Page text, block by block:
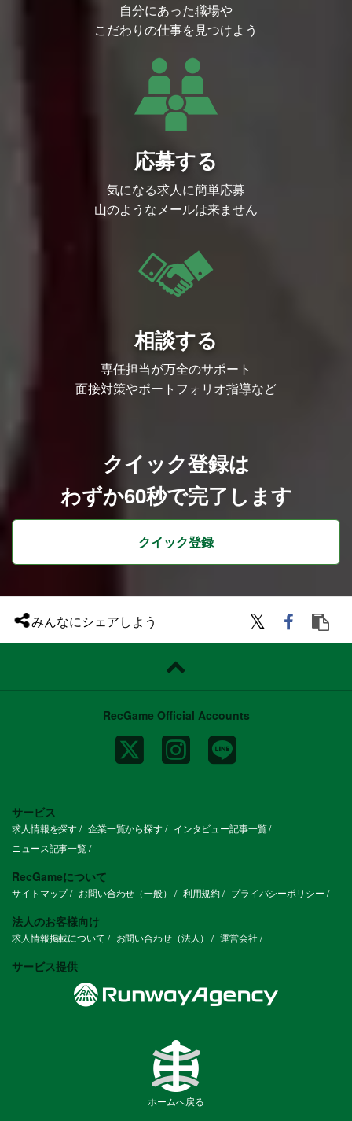
自分にあった職場や
こだわりの仕事を見つけよう
応募する
気になる求人に簡単応募
山のようなメールは来ません
相談する
専任担当が万全のサポート
面接対策やポートフォリオ指導など
クイック登録は
わずか60秒で完了します
クイック登録
みんなにシェアしよう
RecGame Official Accounts
サービス
求人情報を探す 企業一覧から探す
インタビュー記事一覧
ニュース記事一覧
RecGameについて
サイトマップ お問い合わせ（一般） 利用規約 プライバシーポリシー
法人のお客様向け
求人情報掲載について お問い合わせ（法人） 運営会社
サービス提供
ホームへ戻る